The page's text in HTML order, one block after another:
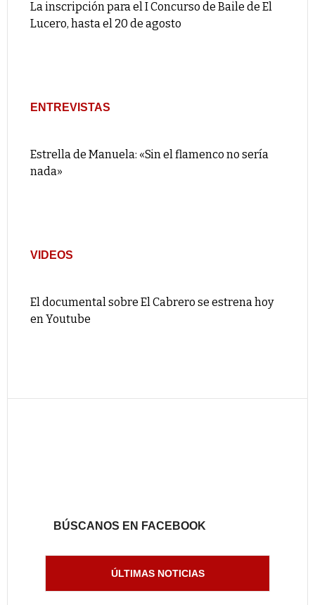
La inscripción para el I Concurso de Baile de El
Lucero, hasta el 20 de agosto
ENTREVISTAS
Estrella de Manuela: «Sin el flamenco no sería
nada»
VIDEOS
El documental sobre El Cabrero se estrena hoy
en Youtube
BÚSCANOS EN FACEBOOK
ÚLTIMAS NOTICIAS